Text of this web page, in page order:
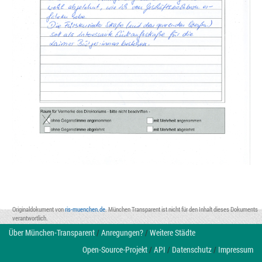
Originaldokument vonris-muenchen.de. München Transparent ist nicht für den Inhalt dieses Dokuments
verantwortlich.
Über München-Transparent/Anregungen?/Weitere Städte
Open-Source-Projekt/API / Datenschutz/ Impressum